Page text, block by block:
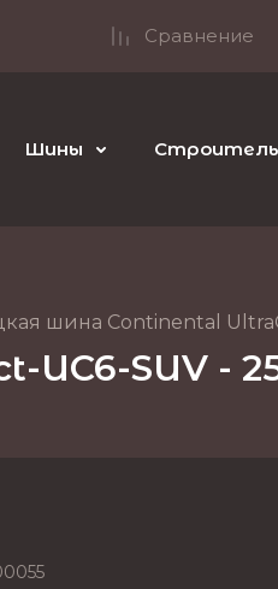
Сравнение
Шины
шина Continental
SUV -